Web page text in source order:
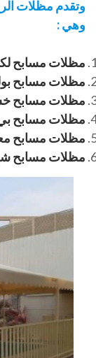
وتقدم مظلات
وهي :
مظلات مسابح
مظلات مسابح
مظلات مسابح
مظلات مسابح
مظلات مسابح
مظلات مسابح